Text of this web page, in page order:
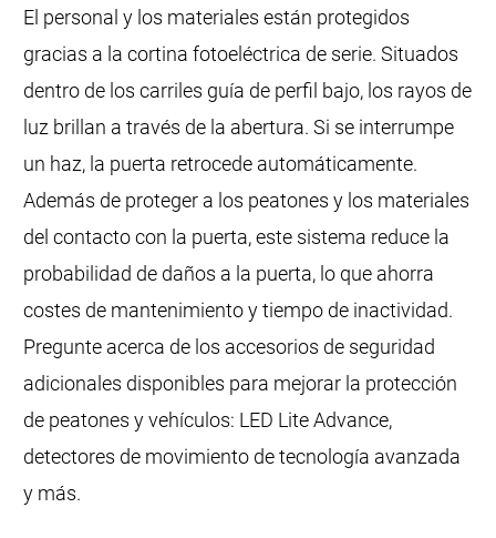
El personal y los materiales están protegidos
gracias a la cortina fotoeléctrica de serie. Situados
dentro de los carriles guía de perfil bajo, los rayos de
luz brillan a través de la abertura. Si se interrumpe
un haz, la puerta retrocede automáticamente.
Además de proteger a los peatones y los materiales
del contacto con la puerta, este sistema reduce la
probabilidad de daños a la puerta, lo que ahorra
costes de mantenimiento y tiempo de inactividad.
Pregunte acerca de los accesorios de seguridad
adicionales disponibles para mejorar la protección
de peatones y vehículos: LED Lite Advance,
detectores de movimiento de tecnología avanzada
y más.